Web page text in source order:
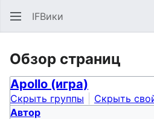
IFВики
Обзор страниц
Apollo (игра)
Скрыть группы
Скрыть
Автор